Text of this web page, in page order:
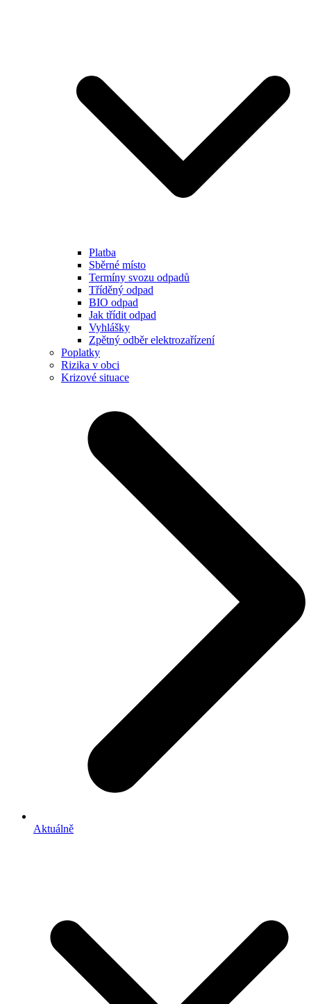
Platba
Sběrné místo
Termíny svozu odpadů
Tříděný odpad
BIO odpad
Jak třídit odpad
Vyhlášky
Zpětný odběr elektrozařízení
Poplatky
Rizika v obci
Krizové situace
Aktuálně